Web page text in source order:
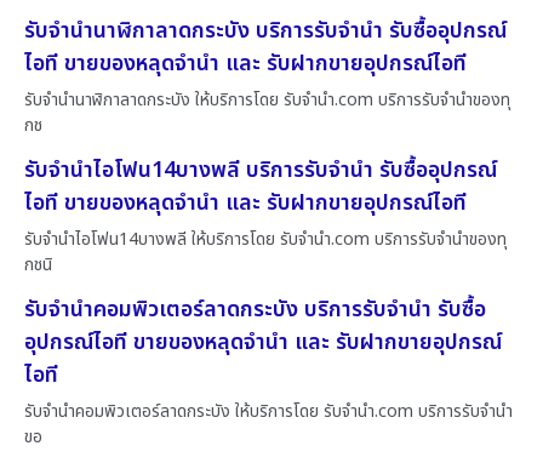
รับจำนำนาฬิกาลาดกระบัง บริการรับจำนำ รับซื้ออุปกรณ์
ไอที ขายของหลุดจำนำ และ รับฝากขายอุปกรณ์ไอที
รับจำนำนาฬิกาลาดกระบัง ให้บริการโดย รับจํานํา.com บริการรับจำนำของทุ
กช
รับจำนำไอโฟน14บางพลี บริการรับจำนำ รับซื้ออุปกรณ์
ไอที ขายของหลุดจำนำ และ รับฝากขายอุปกรณ์ไอที
รับจำนำไอโฟน14บางพลี ให้บริการโดย รับจํานํา.com บริการรับจำนำของทุ
กชนิ
รับจำนำคอมพิวเตอร์ลาดกระบัง บริการรับจำนำ รับซื้อ
อุปกรณ์ไอที ขายของหลุดจำนำ และ รับฝากขายอุปกรณ์
ไอที
รับจำนำคอมพิวเตอร์ลาดกระบัง ให้บริการโดย รับจํานํา.com บริการรับจำนำ
ขอ